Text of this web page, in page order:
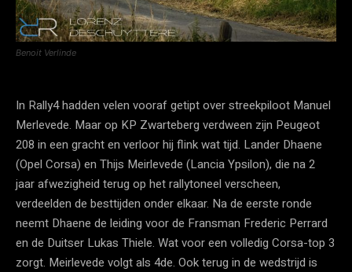
Benoit Verlinde
In Rally4 hadden velen vooraf getipt over streekpiloot Manuel
Merlevede. Maar op KP Zwarteberg verdween zijn Peugeot
208 in een gracht en verloor hij flink wat tijd. Lander Dhaene
(Opel Corsa) en Thijs Meirlevede (Lancia Ypsilon), die na 2
jaar afwezigheid terug op het rallytoneel verscheen,
verdeelden de besttijden onder elkaar. Na de eerste ronde
neemt Dhaene de leiding voor de Fransman Frederic Perrard
en de Duitser Lukas Thiele. Wat voor een volledig Corsa-top 3
zorgt. Meirlevede volgt als 4de. Ook terug in de wedstrijd is